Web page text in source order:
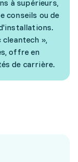
à supérieurs,
conseils ou de
cleantech »,
offre en
de carrière.